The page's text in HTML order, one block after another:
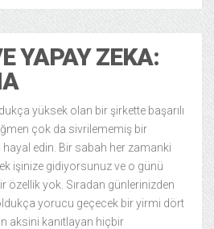
YAPAY ZEKA:
yüksek olan bir şirkette başarılı
çok da sivrilememiş bir
edin. Bir sabah her zamanki
işinize gidiyorsunuz ve o günü
özellik yok. Sıradan günlerinizden
yorucu geçecek bir yirmi dört
aksini kanıtlayan hiçbir